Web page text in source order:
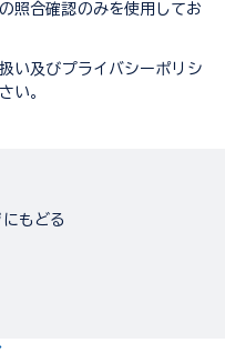
照合確認のみを使用してお
い及びプライバシーポリシ
い。
にもどる